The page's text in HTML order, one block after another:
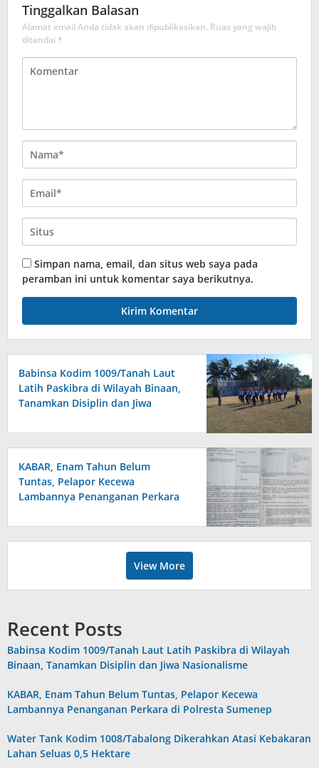
Tinggalkan Balasan
Alamat email Anda tidak akan dipublikasikan. Ruas yang wajib
ditandai *
Simpan nama, email, dan situs web saya pada
peramban ini untuk komentar saya berikutnya.
Babinsa Kodim 1009/Tanah Laut
Latih Paskibra di Wilayah Binaan,
Tanamkan Disiplin dan Jiwa
KABAR, Enam Tahun Belum
Tuntas, Pelapor Kecewa
Lambannya Penanganan Perkara
View More
Recent Posts
Babinsa Kodim 1009/Tanah Laut Latih Paskibra di Wilayah
Binaan, Tanamkan Disiplin dan Jiwa Nasionalisme
KABAR, Enam Tahun Belum Tuntas, Pelapor Kecewa
Lambannya Penanganan Perkara di Polresta Sumenep
Water Tank Kodim 1008/Tabalong Dikerahkan Atasi Kebakaran
Lahan Seluas 0,5 Hektare